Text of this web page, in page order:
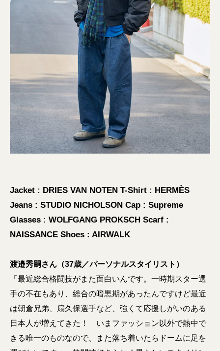
Jacket : DRIES VAN NOTEN T-Shirt : HERMÈS
Jeans : STUDIO NICHOLSON Cap : Supreme
Glasses : WOLFGANG PROKSCH Scarf :
NAISSANCE Shoes : AIRWALK
渡邉秀嗣さん（37歳／パーソナルスタイリスト）
「最近総合格闘技がまた面白いんです。一時期スター選
手の不在もあり、総合の暗黒期があったんですけど最近
は朝倉兄弟、扇久保選手など、強くて応援しがいのある
日本人が増えてきた！ いまファッション以外で熱中で
きる唯一のものなので、また落ち着いたらドームに足を